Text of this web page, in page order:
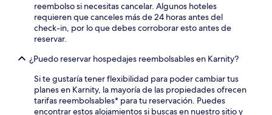
reembolso si necesitas cancelar. Algunos hoteles
requieren que canceles más de 24 horas antes del
check-in, por lo que debes corroborar esto antes de
reservar.
¿Puedo reservar hospedajes reembolsables en Karnity?
Si te gustaría tener flexibilidad para poder cambiar tus
planes en Karnity, la mayoría de las propiedades ofrecen
tarifas reembolsables* para tu reservación. Puedes
encontrar estos alojamientos si buscas en nuestro sitio y